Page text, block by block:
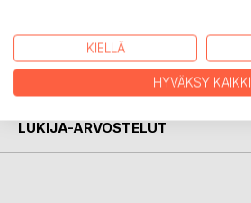
KIRJAILIJA
LEHDISTÖARVOSTELUT
LUKIJA-ARVOSTELUT
KIELLÄ
HYVÄKSY KAIKKI